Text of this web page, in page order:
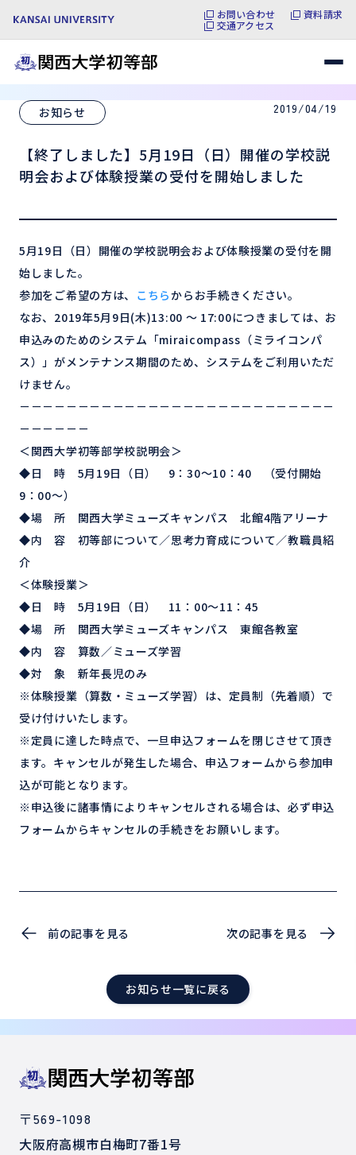
お問い合わせ
資料請求
交通アクセス
お知らせ 2019/04/19
【終了しました】5月19日（日）開催の学校説
明会および体験授業の受付を開始しました
5月19日（日）開催の学校説明会および体験授業の受付を開
始しました。
参加をご希望の方は、 こちらからお手続きください。
なお、2019年5月9日(木)13:00 ～ 17:00につきましては、お
申込みのためのシステム「miraicompass（ミライコンパ
ス）」がメンテナンス期間のため、システムをご利用いただ
けません。
－－－－－－－－－－－－－－－－－－－－－－－－－－－
－－－－－－
＜関西大学初等部学校説明会＞
◆日 時 5月19日（日） 9：30～10：40 （受付開始
9：00～）
◆場 所 関西大学ミューズキャンパス 北館4階アリーナ
◆内 容 初等部について／思考力育成について／教職員紹
介
＜体験授業＞
◆日 時 5月19日（日） 11：00～11：45
◆場 所 関西大学ミューズキャンパス 東館各教室
◆内 容 算数／ミューズ学習
◆対 象 新年長児のみ
※体験授業（算数・ミューズ学習）は、定員制（先着順）で
受け付けいたします。
※定員に達した時点で、一旦申込フォームを閉じさせて頂き
ます。キャンセルが発生した場合、申込フォームから参加申
込が可能となります。
※申込後に諸事情によりキャンセルされる場合は、必ず申込
フォームからキャンセルの手続きをお願いします。
前の記事を見る
お知らせ一覧に戻る
次の記事を見る
〒569-1098
大阪府高槻市白梅町7番1号